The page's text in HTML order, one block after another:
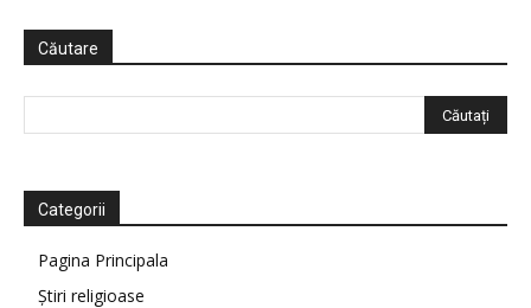
Căutare
Categorii
Pagina Principala
Știri religioase